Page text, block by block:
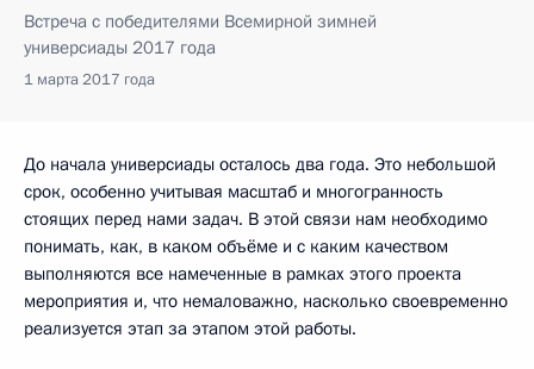
Встреча с победителями Всемирной зимней
универсиады 2017 года
1 марта 2017 года
До начала универсиады осталось два года. Это небольшой
срок, особенно учитывая масштаб и многогранность
стоящих перед нами задач. В этой связи нам необходимо
понимать, как, в каком объёме и с каким качеством
выполняются все намеченные в рамках этого проекта
мероприятия и, что немаловажно, насколько своевременно
реализуется этап за этапом этой работы.